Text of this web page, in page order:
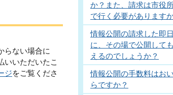
らない場合に
いいただいたこ
ジをご覧くださ
か？また、請求は市役
で行く必要があります
情報公開の請求した即日
に、その場で公開して
えるのでしょうか？
情報公開の手数料はお
らですか？